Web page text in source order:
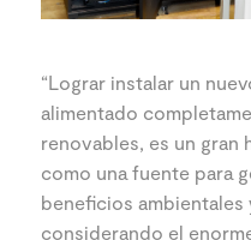
“Lograr instalar un
alimentado
renovables, es un gran
como una fuente para
beneficios
considerando el